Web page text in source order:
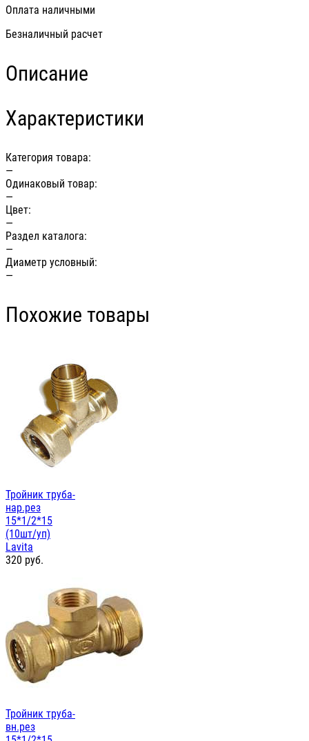
Оплата наличными
Безналичный расчет
Описание
Характеристики
Категория товара:
—
Одинаковый товар:
—
Цвет:
—
Раздел каталога:
—
Диаметр условный:
—
Похожие товары
Тройник труба-
нар.рез
15*1/2*15
(10шт/уп)
Lavita
320 руб.
Тройник труба-
вн.рез